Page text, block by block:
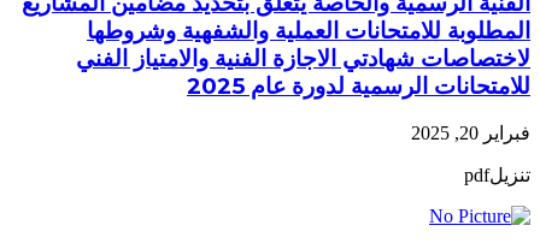
المطلوبة للامتحانات العملية والشفهية وشروطها
لاختصاصات شهادتي الاجازة الفنية والامتياز الفني
للامتحانات الرسمية لدورة عام 2025
فبراير 20, 2025
تنزيلpdf